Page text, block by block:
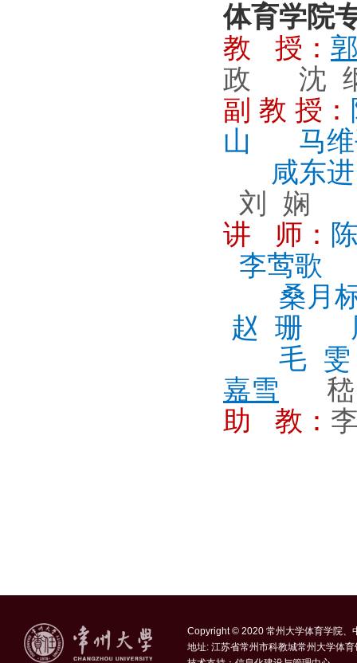
体育学院
教 授：
政
沈
副 教 授：
山
马
咸东进
刘 娴
讲 师：
李莺歌
桑月
赵 珊
毛 雯
嘉雪
助 教：
Copyright © 2020 常州大学体育学院、
地址: 江苏省常州市科教城常州大学体育